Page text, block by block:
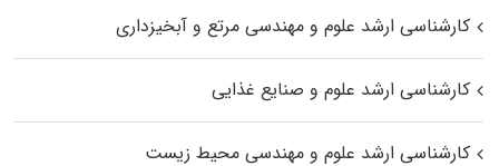
کارشناسی ارشد علوم و مهندسی مرتع و آبخیزداری
کارشناسی ارشد علوم و صنایع غذایی
کارشناسی ارشد علوم و مهندسی محیط زیست